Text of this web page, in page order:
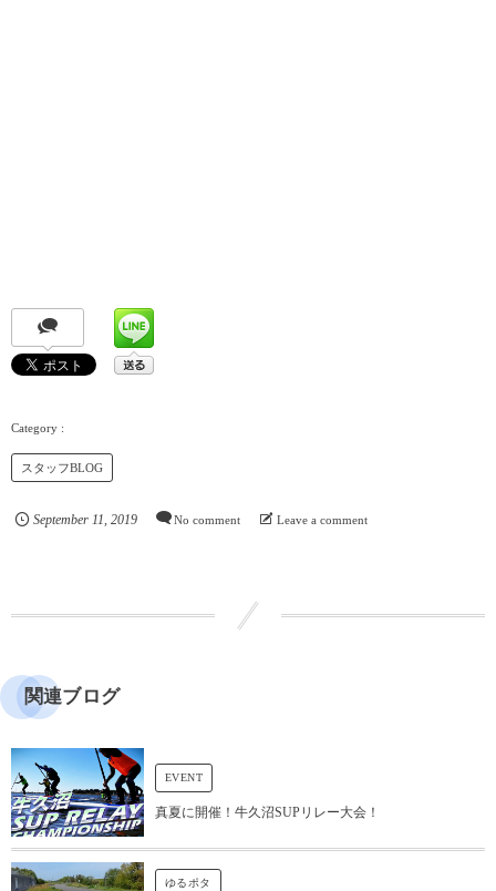
スタッフBLOG
September 11, 2019 No comment Leave a comment
関連ブログ
EVENT
真夏に開催！牛久沼SUPリレー大会！
ゆるポタ